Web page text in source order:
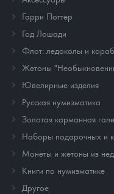
Гарри Поттер
Год Лошади
Флот: ледоколы и
Жетоны
Ювелирные изделия
Русская нумизматика
Золотая карманная
Наборы подарочных и
Монеты и жетоны из
Книги по нумизматике
Другое